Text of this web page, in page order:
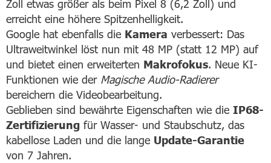
Zoll etwas größer als beim Pixel 8 (6,2 Zoll) und
erreicht eine höhere Spitzenhelligkeit.
Google hat ebenfalls die Kamera verbessert: Das
Ultraweitwinkel löst nun mit 48 MP (statt 12 MP) auf
und bietet einen erweiterten Makrofokus. Neue KI-
Funktionen wie der Magische Audio-Radierer
bereichern die Videobearbeitung.
Geblieben sind bewährte Eigenschaften wie die IP68-
Zertifizierung für Wasser- und Staubschutz, das
kabellose Laden und die lange Update-Garantie
von 7 Jahren.